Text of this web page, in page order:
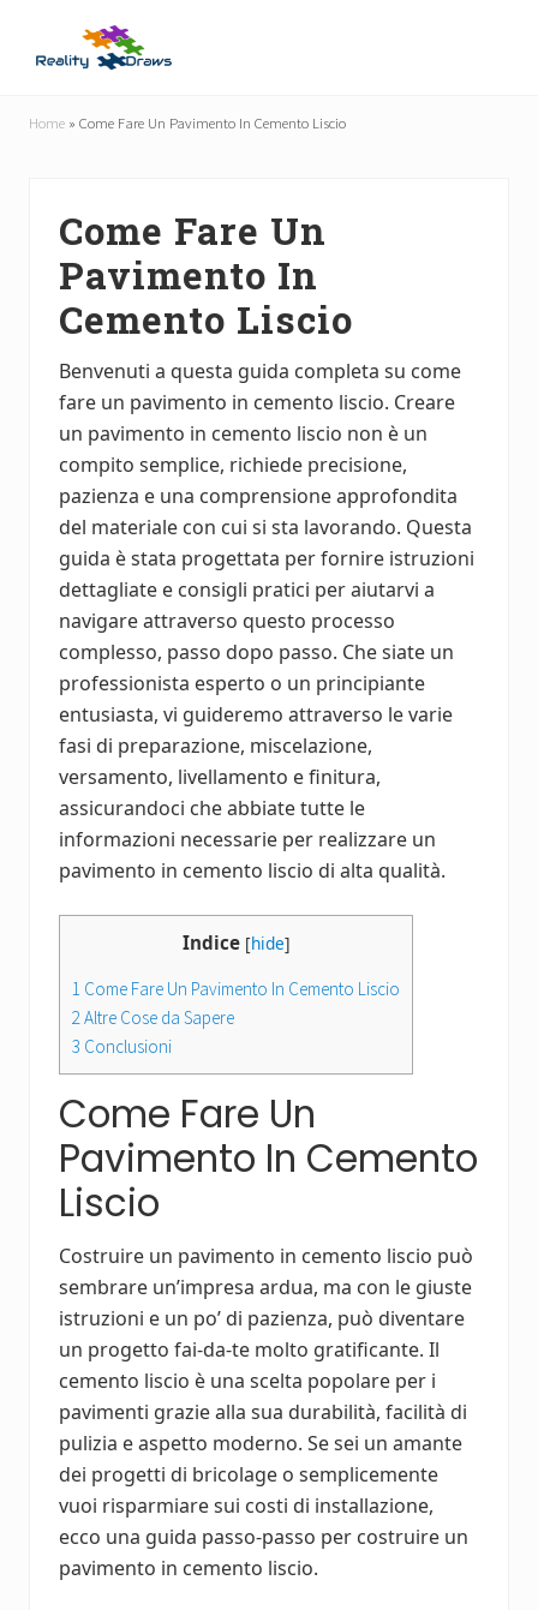
Utili
Home » Come Fare Un Pavimento In Cemento Liscio
Come Fare Un
Pavimento In
Cemento Liscio
Benvenuti a questa guida completa su come
fare un pavimento in cemento liscio. Creare
un pavimento in cemento liscio non è un
compito semplice, richiede precisione,
pazienza e una comprensione approfondita
del materiale con cui si sta lavorando. Questa
guida è stata progettata per fornire istruzioni
dettagliate e consigli pratici per aiutarvi a
navigare attraverso questo processo
complesso, passo dopo passo. Che siate un
professionista esperto o un principiante
entusiasta, vi guideremo attraverso le varie
fasi di preparazione, miscelazione,
versamento, livellamento e finitura,
assicurandoci che abbiate tutte le
informazioni necessarie per realizzare un
pavimento in cemento liscio di alta qualità.
Indice [hide]
1 Come Fare Un Pavimento In Cemento Liscio
2 Altre Cose da Sapere
3 Conclusioni
Come Fare Un
Pavimento In Cemento
Liscio
Costruire un pavimento in cemento liscio può
sembrare un’impresa ardua, ma con le giuste
istruzioni e un po’ di pazienza, può diventare
un progetto fai-da-te molto gratificante. Il
cemento liscio è una scelta popolare per i
pavimenti grazie alla sua durabilità, facilità di
pulizia e aspetto moderno. Se sei un amante
dei progetti di bricolage o semplicemente
vuoi risparmiare sui costi di installazione,
ecco una guida passo-passo per costruire un
pavimento in cemento liscio.